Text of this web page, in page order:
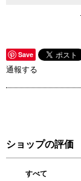
Save
通報する
ショップの評価
すべて